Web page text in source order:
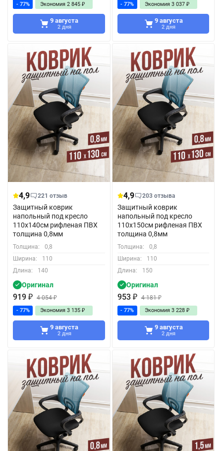
- 77% Экономия 2 845 ₽
9 августа
2 дня
- 77% Экономия 3 037 ₽
9 августа
2 дня
4,9 221 отзыв
Защитный коврик
напольный под кресло
110x140см рифленая ПВХ
толщина 0,8мм
Толщина:
0,8
Ширина:
110
Длина:
140
Оригинал
919 ₽ 4 054₽
- 77% Экономия 3 135 ₽
9 августа
2 дня
4,9 203 отзыва
Защитный коврик
напольный под кресло
110x150см рифленая ПВХ
толщина 0,8мм
Толщина:
0,8
Ширина:
110
Длина:
150
Оригинал
953 ₽ 4 181₽
- 77% Экономия 3 228 ₽
9 августа
2 дня